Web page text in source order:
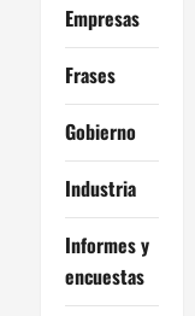
Empresas
Frases
Gobierno
Industria
Informes y
encuestas